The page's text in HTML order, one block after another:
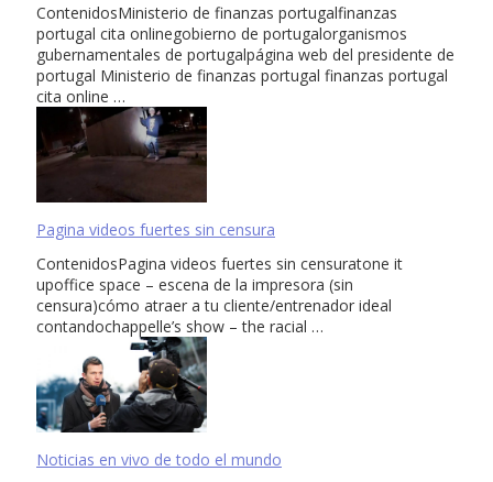
ContenidosMinisterio de finanzas portugalfinanzas
portugal cita onlinegobierno de portugalorganismos
gubernamentales de portugalpágina web del presidente de
portugal Ministerio de finanzas portugal finanzas portugal
cita online …
Pagina videos fuertes sin censura
ContenidosPagina videos fuertes sin censuratone it
upoffice space – escena de la impresora (sin
censura)cómo atraer a tu cliente/entrenador ideal
contandochappelle’s show – the racial …
Noticias en vivo de todo el mundo